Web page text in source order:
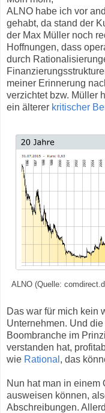
ALNO habe ich vor
gehabt, da stand der
der Max Müller noch
Hoffnungen, dass
durch
meiner Erinnerung
verzichtet bzw. Müller
ein älterer kritischer
ALNO (Quelle:
Das war für mich kein
Unternehmen. Und
Boombranche im
verstanden hat,
wie Rational , das
Nun hat man in einem
ausweisen können,
Abschreibungen.